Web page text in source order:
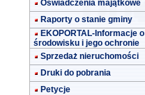
Oświadczenia majątkowe
Raporty o stanie gminy
EKOPORTAL-Informacje o
środowisku i jego ochronie
Sprzedaż nieruchomości
Druki do pobrania
Petycje